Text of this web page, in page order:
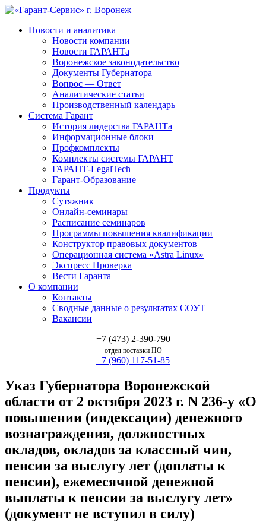
Новости и аналитика
Новости компании
Новости ГАРАНТа
Воронежское законодательство
Документы Губернатора
Вопрос — Ответ
Аналитические статьи
Производственный календарь
Система Гарант
История лидерства ГАРАНТа
Информационные блоки
Профкомплекты
Комплекты системы ГАРАНТ
ГАРАНТ-LegalTech
Гарант-Образование
Продукты
Сутяжник
Онлайн-семинары
Расписание семинаров
Программы повышения квалификации
Конструктор правовых документов
Операционная система «Astra Linux»
Экспресс Проверка
Вести Гаранта
О компании
Контакты
Сводные данные о результатах СОУТ
Вакансии
+7 (473) 2-390-790
отдел поставки ПО
+7 (960) 117-51-85
Указ Губернатора Воронежской
области от 2 октября 2023 г. N 236-у «О
повышении (индексации) денежного
вознаграждения, должностных
окладов, окладов за классный чин,
пенсии за выслугу лет (доплаты к
пенсии), ежемесячной денежной
выплаты к пенсии за выслугу лет»
(документ не вступил в силу)